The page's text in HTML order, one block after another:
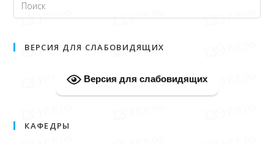
ВЕРСИЯ ДЛЯ СЛАБОВИДЯЩИХ
Версия для слабовидящих
КАФЕДРЫ